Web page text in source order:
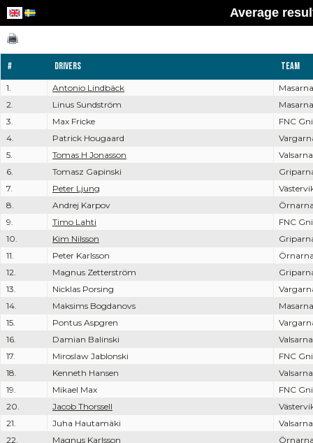
Average
# Drivers Team
1. Antonio Lindbäck
Masarna
2.
Linus Sundström
Masarna
3.
Max Fricke
FNC
4.
Patrick Hougaard
5.
Tomas H Jonasson
Valsarna
6.
Tomasz Gapinski
7.
Peter Ljung
8.
Andrej Karpov
9.
Timo Lahti
FNC
10.
Kim Nilsson
11.
Peter Karlsson
12.
Magnus Zetterström
13.
Nicklas Porsing
14.
Maksims Bogdanovs
Masarna
15.
Pontus Aspgren
16.
Damian Balinski
Valsarna
17.
Miroslaw Jablonski
FNC
18.
Kenneth Hansen
Valsarna
19.
Mikael Max
FNC
20.
Jacob Thorssell
21.
Juha Hautamäki
Valsarna
22.
Magnus Karlsson